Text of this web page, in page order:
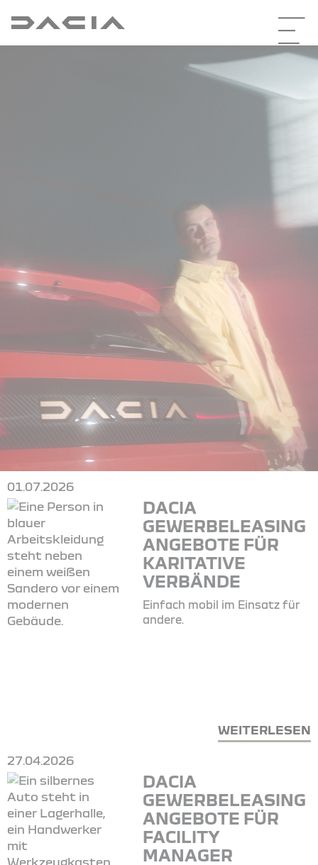
01.07.2026
DACIA
GEWERBELEASING
ANGEBOTE FÜR
KARITATIVE
VERBÄNDE
Einfach mobil im Einsatz für
andere.
WEITERLESEN
27.04.2026
DACIA
GEWERBELEASING
ANGEBOTE FÜR
FACILITY
MANAGER